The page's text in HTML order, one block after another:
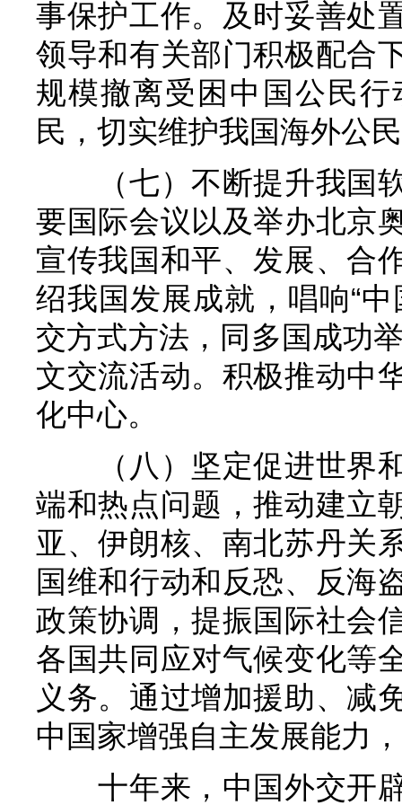
事保护工作。及时妥善处
领导和有关部门积极配合
规模撤离受困中国公民
民，切实维护我国海外公
（七）不断提升我国
要国际会议以及举办北京
宣传我国和平、发展、合
绍我国发展成就，唱响“
交方式方法，同多国成功
文交流活动。积极推动中
化中心。
（八）坚定促进世界
端和热点问题，推动建立
亚、伊朗核、南北苏丹关
国维和行动和反恐、反海
政策协调，提振国际社会
各国共同应对气候变化等
义务。通过增加援助、减
中国家增强自主发展能力
十年来，中国外交开